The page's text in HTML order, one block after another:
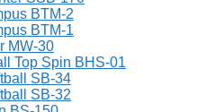
BTM-2
BTM-1
MW-30
Top Spin BHS-01
SB-34
SB-32